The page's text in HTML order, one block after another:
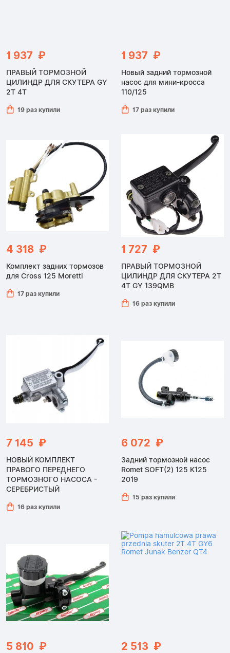
1 937 ₽
ПРАВЫЙ ТОРМОЗНОЙ
ЦИЛИНДР ДЛЯ СКУТЕРА GY
2T 4T
19 раз купили
1 937 ₽
Новый задний тормозной
насос для мини-кросса
110/125
17 раз купили
4 318 ₽
Комплект задних тормозов
для Cross 125 Moretti
17 раз купили
1 727 ₽
ПРАВЫЙ ТОРМОЗНОЙ
ЦИЛИНДР ДЛЯ СКУТЕРА 2Т
4Т GY 139QMB
16 раз купили
7 145 ₽
НОВЫЙ КОМПЛЕКТ
ПРАВОГО ПЕРЕДНЕГО
ТОРМОЗНОГО НАСОСА -
СЕРЕБРИСТЫЙ
16 раз купили
6 072 ₽
Задний тормозной насос
Romet SOFT(2) 125 K125
2019
15 раз купили
5 810 ₽ 2 513 ₽